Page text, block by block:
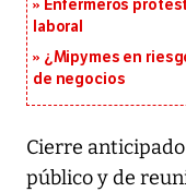
Enfermeros
laboral
¿Mipymes en
de negocios
Cierre
público y de